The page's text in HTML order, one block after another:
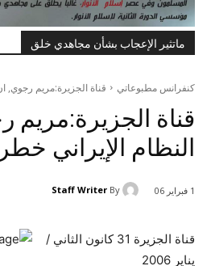
ماتثير الإعجاب بشأن مجاهدي خلق
كنفرانس مطبوعاتي قناة الجزيرة:مريم رجوي,
قناة الجزيرة:مريم
النظام الإيراني
1 فبراير 06 By
Staff Writer
قناة الجزيرة 31 كانون الثاني /
يناير 2006